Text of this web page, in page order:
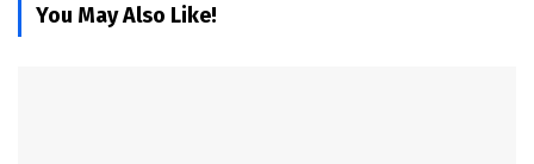
You May Also Like!